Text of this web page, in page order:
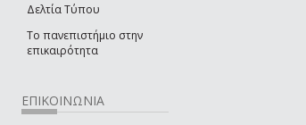
Δελτία Τύπου
Το πανεπιστήμιο στην
επικαιρότητα
ΕΠΙΚΟΙΝΩΝΙΑ